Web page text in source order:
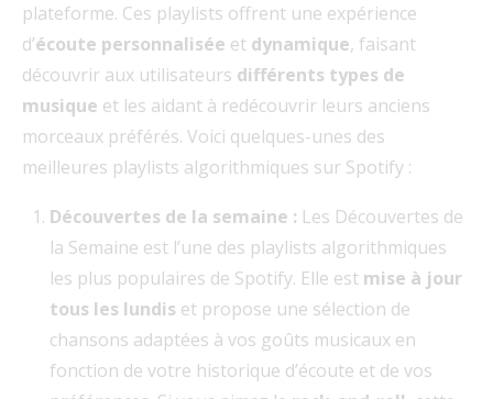
plateforme. Ces playlists offrent une expérience
d’écoute personnalisée et dynamique, faisant
découvrir aux utilisateurs différents types de
musique et les aidant à redécouvrir leurs anciens
morceaux préférés. Voici quelques-unes des
meilleures playlists algorithmiques sur Spotify :
Découvertes de la semaine : Les Découvertes de
la Semaine est l’une des playlists algorithmiques
les plus populaires de Spotify. Elle est mise à jour
tous les lundis et propose une sélection de
chansons adaptées à vos goûts musicaux en
fonction de votre historique d’écoute et de vos